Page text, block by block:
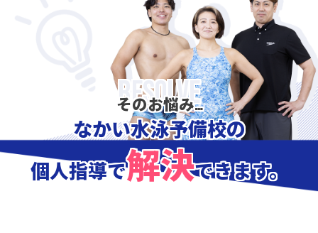
そのお悩み…
なかい水泳予備校の
個人指導で解決できます。